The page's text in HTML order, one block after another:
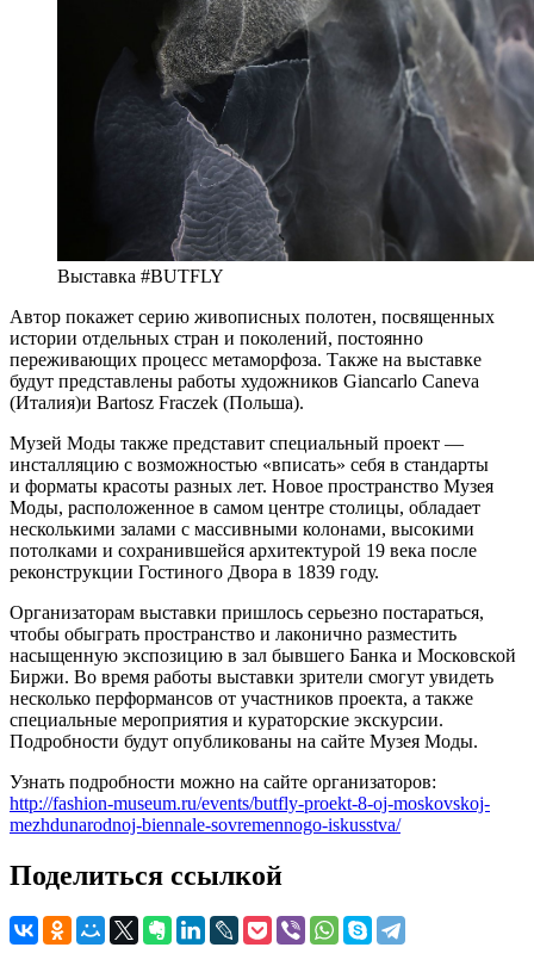
Выставка #BUTFLY
Автор покажет серию живописных полотен, посвященных
истории отдельных стран и поколений, постоянно
переживающих процесс метаморфоза. Также на выставке
будут представлены работы художников Giancarlo Caneva
(Италия)и Bartosz Fraczek (Польша).
Музей Моды также представит специальный проект —
инсталляцию с возможностью «вписать» себя в стандарты
и форматы красоты разных лет. Новое пространство Музея
Моды, расположенное в самом центре столицы, обладает
несколькими залами с массивными колонами, высокими
потолками и сохранившейся архитектурой 19 века после
реконструкции Гостиного Двора в 1839 году.
Организаторам выставки пришлось серьезно постараться,
чтобы обыграть пространство и лаконично разместить
насыщенную экспозицию в зал бывшего Банка и Московской
Биржи. Во время работы выставки зрители смогут увидеть
несколько перформансов от участников проекта, а также
специальные мероприятия и кураторские экскурсии.
Подробности будут опубликованы на сайте Музея Моды.
Узнать подробности можно на сайте организаторов:
http://fashion-museum.ru/events/butfly-proekt-8-oj-moskovskoj-
mezhdunarodnoj-biennale-sovremennogo-iskusstva/
Поделиться ссылкой